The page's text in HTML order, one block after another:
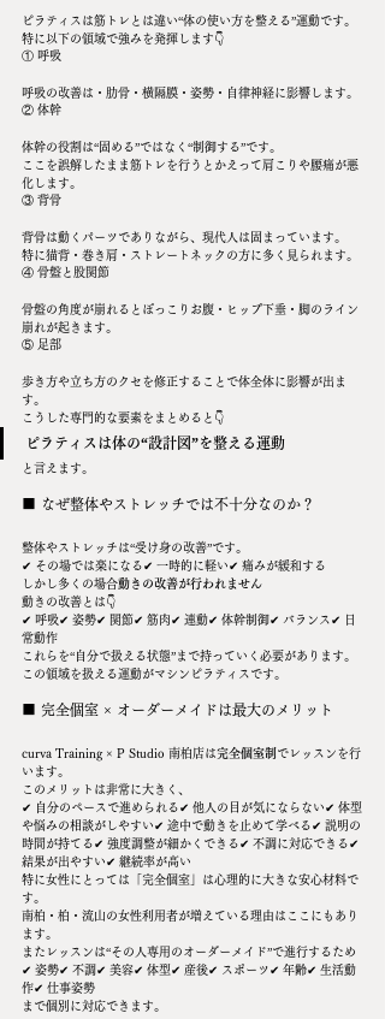
ピラティスは筋トレとは違い“体の使い方を整える”運動です。
特に以下の領域で強みを発揮します👇
① 呼吸
呼吸の改善は・肋骨・横隔膜・姿勢・自律神経に影響します。
② 体幹
体幹の役割は“固める”ではなく“制御する”です。
ここを誤解したまま筋トレを行うとかえって肩こりや腰痛が悪
化します。
③ 背骨
背骨は動くパーツでありながら、現代人は固まっています。
特に猫背・巻き肩・ストレートネックの方に多く見られます。
④ 骨盤と股関節
骨盤の角度が崩れるとぽっこりお腹・ヒップ下垂・脚のライン
崩れが起きます。
⑤ 足部
歩き方や立ち方のクセを修正することで体全体に影響が出ま
す。
こうした専門的な要素をまとめると👇
ピラティスは体の“設計図”を整える運動
と言えます。
■ なぜ整体やストレッチでは不十分なのか？
整体やストレッチは“受け身の改善”です。
✔ その場では楽になる✔ 一時的に軽い✔ 痛みが緩和する
しかし多くの場合動きの改善が行われません
動きの改善とは👇
✔ 呼吸✔ 姿勢✔ 関節✔ 筋肉✔ 連動✔ 体幹制御✔ バランス✔ 日
常動作
これらを“自分で扱える状態”まで持っていく必要があります。
この領域を扱える運動がマシンピラティスです。
■ 完全個室 × オーダーメイドは最大のメリット
curva Training × P Studio 南柏店は完全個室制 でレッスンを行
います。
このメリットは非常に大きく、
✔ 自分のペースで進められる✔ 他人の目が気にならない✔ 体型
や悩みの相談がしやすい✔ 途中で動きを止めて学べる✔ 説明の
時間が持てる✔ 強度調整が細かくできる✔ 不調に対応できる✔
結果が出やすい✔ 継続率が高い
特に女性にとっては「完全個室」は心理的に大きな安心材料で
す。
南柏・柏・流山の女性利用者が増えている理由はここにもあり
ます。
またレッスンは“その人専用のオーダーメイド”で進行するため
✔ 姿勢✔ 不調✔ 美容✔ 体型✔ 産後✔ スポーツ✔ 年齢✔ 生活動
作✔ 仕事姿勢
まで個別に対応できます。